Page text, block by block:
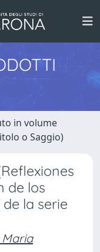
in volume
o Saggio)
de los
la serie
Maria